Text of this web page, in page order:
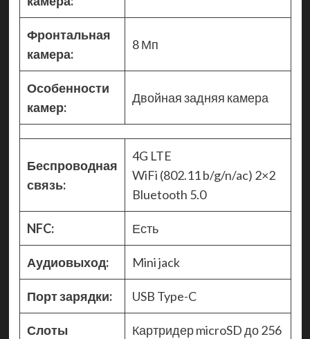
Фронтальная
камера:
8 Мп
Особенности
камер:
Двойная задняя камера
Беспроводная
связь:
4G LTE
WiFi (802.11 b/g/n/ac) 2×2
Bluetooth 5.0
NFC: Есть
Аудиовыход: Mini jack
Порт зарядки: USB Type-C
Слоты
Картридер microSD до 256